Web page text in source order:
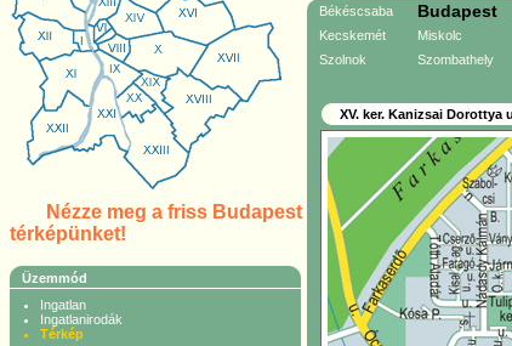
Nézze meg a friss Budapest
térképünket!
Üzemmód
Ingatlan
Ingatlanirodák
Térkép
Békéscsaba Budapest
Kecskemét
Miskolc
Szolnok
Szombathely
XV. ker. Kanizsai Dorottya